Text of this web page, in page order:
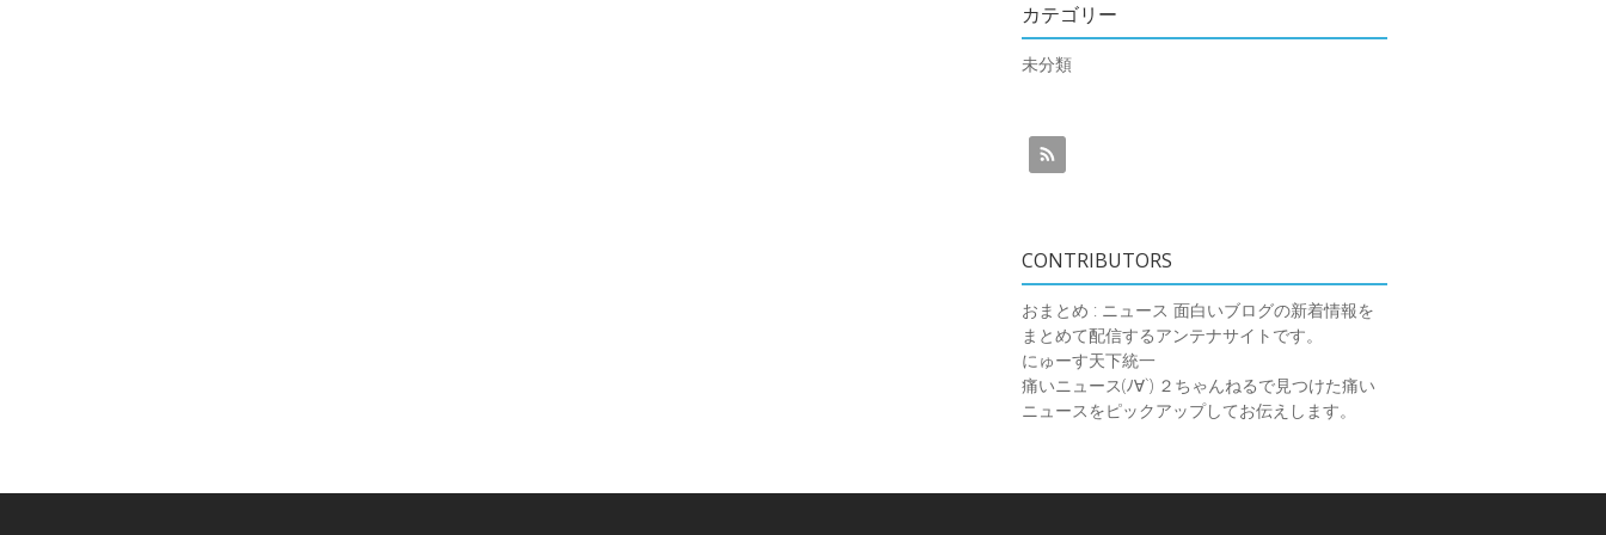
カテゴリー
未分類
CONTRIBUTORS
おまとめ : ニュース 面白いブログの新着情報を
まとめて配信するアンテナサイトです。
にゅーす天下統一
痛いニュース(ﾉ∀`) ２ちゃんねるで見つけた痛い
ニュースをピックアップしてお伝えします。